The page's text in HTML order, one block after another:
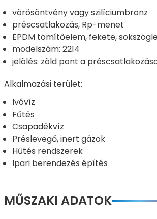
vörösöntvény vagy szilíciumbronz
préscsatlakozás, Rp-menet
EPDM tömítőelem, fekete,
modelszám: 2214
jelölés: zöld pont a
Alkalmazási terület:
Ivóvíz
Fűtés
Csapadékvíz
Préslevegő, inert gázok
Hűtés rendszerek
Ipari berendezés építés
MŰSZAKI ADATOK